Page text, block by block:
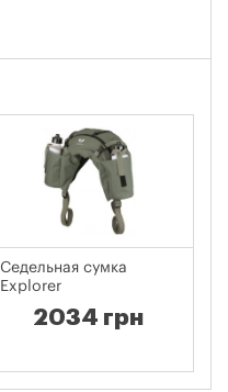
Седельная сумка
Explorer
2034 грн